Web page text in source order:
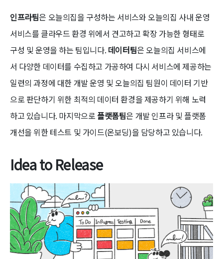
인프라팀은 오늘의집을 구성하는 서비스와 오늘의집 사내 운영
서비스를 클라우드 환경 위에서 견고하고 확장 가능한 형태로
구성 및 운영을 하는 팀입니다. 데이터팀은 오늘의집 서비스에
서 다양한 데이터를 수집하고 가공하여 다시 서비스에 제공하는
일련의 과정에 대한 개발 운영 및 오늘의집 팀원이 데이터 기반
으로 판단하기 위한 최적의 데이터 환경을 제공하기 위해 노력
하고 있습니다. 마지막으로 플랫폼팀은 개발 인프라 및 플랫폼
개선을 위한 테스트 및 가이드(온보딩)을 담당하고 있습니다.
Idea to Release